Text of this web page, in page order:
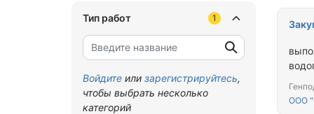
Брянская область
Владимирская область
Волгоградская область
Тип работ 1
Войдите или зарегистрируйтесь,
чтобы выбрать несколько
категорий
ООО